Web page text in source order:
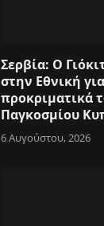
Σερβία: Ο
στην Εθνική
προκριματικά
Παγκοσμίου
6 Αυγούστου, 2026